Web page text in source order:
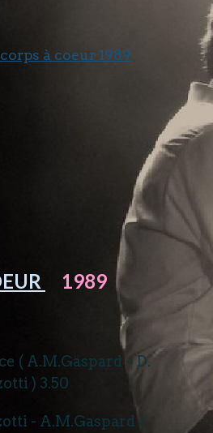
1989
( A.M.Gaspard – D.
) 3.50
- A.M.Gaspard /